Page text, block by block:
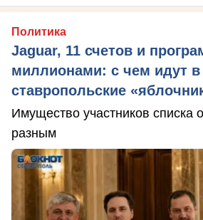
Политика
Jaguar, 11 счетов и
миллионами: с чем идут в
ставропольские
Имущество участников списка
разным